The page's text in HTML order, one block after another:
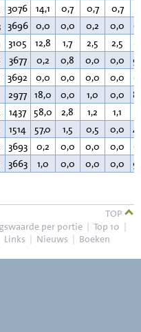
3076 14,1 0,7 0,7 0,7
3696 0,0 0,0 0,2 0,0
3105 12,8 1,7 2,5 2,5
3677 0,2 0,8 0,0 0,0
3692 0,0 0,0 0,0 0,0
2977 18,0 0,0 1,0 0,0
1437 58,0 2,8 1,2 1,1
1514 57,0 1,5 0,5 0,0
3693 0,2 0,0 0,0 0,0
3663 1,0 0,0 0,0 0,0
TOP
per portie | Top 10 |
Links | Nieuws | Boeken